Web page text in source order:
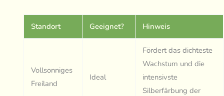
Standort Geeignet? Hinweis
Vollsonniges
Freiland
Ideal
Fördert das dichteste
Wachstum und die
intensivste
Silberfärbung der